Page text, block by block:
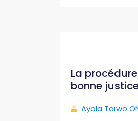
La
bonne
Ayola Taïwo